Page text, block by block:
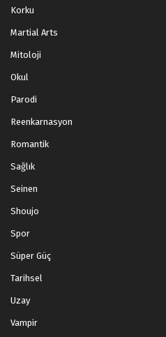
Korku
Martial Arts
Mitoloji
Okul
Parodi
Reenkarnasyon
Romantik
Sağlık
Seinen
Shoujo
Spor
Süper Güç
Tarihsel
Uzay
Vampir